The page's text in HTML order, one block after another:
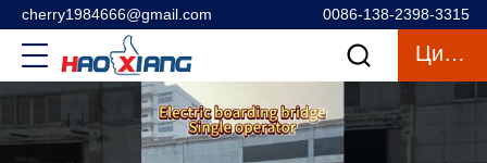
cherry1984666@gmail.com 0086-138-2398-3315
Цитата